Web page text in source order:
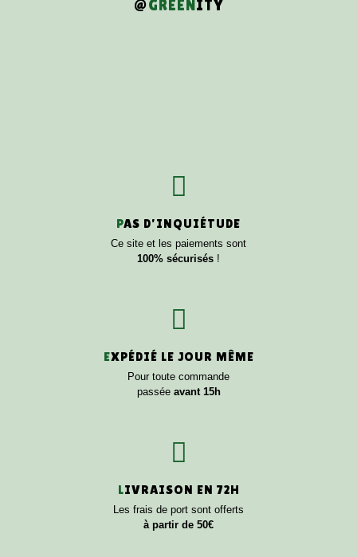
@GREENITY
PAS D'INQUIÉTUDE
Ce site et les paiements sont
100% sécurisés !
EXPÉDIÉ LE JOUR MÊME
Pour toute commande
passée avant 15h
LIVRAISON EN 72H
Les frais de port sont offerts
à partir de 50€